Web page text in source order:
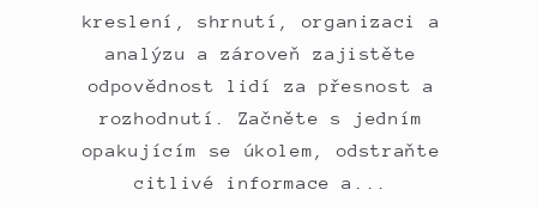
kreslení, shrnutí, organizaci a
analýzu a zároveň zajistěte
odpovědnost lidí za přesnost a
rozhodnutí. Začněte s jedním
opakujícím se úkolem, odstraňte
citlivé informace a...